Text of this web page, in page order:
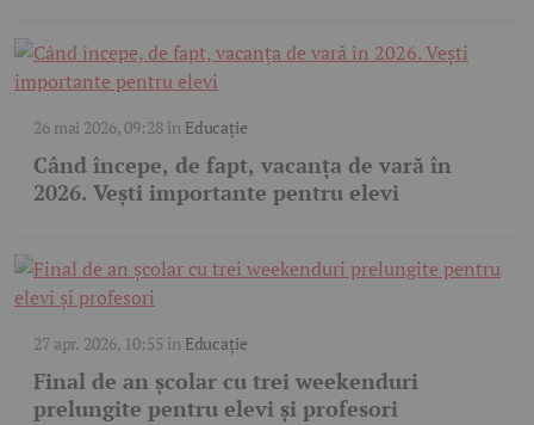
26 mai 2026, 09:28în Educație
Când începe, de fapt, vacanța de vară în
2026. Vești importante pentru elevi
27 apr. 2026, 10:55 în Educație
Final de an școlar cu trei weekenduri
prelungite pentru elevi și profesori